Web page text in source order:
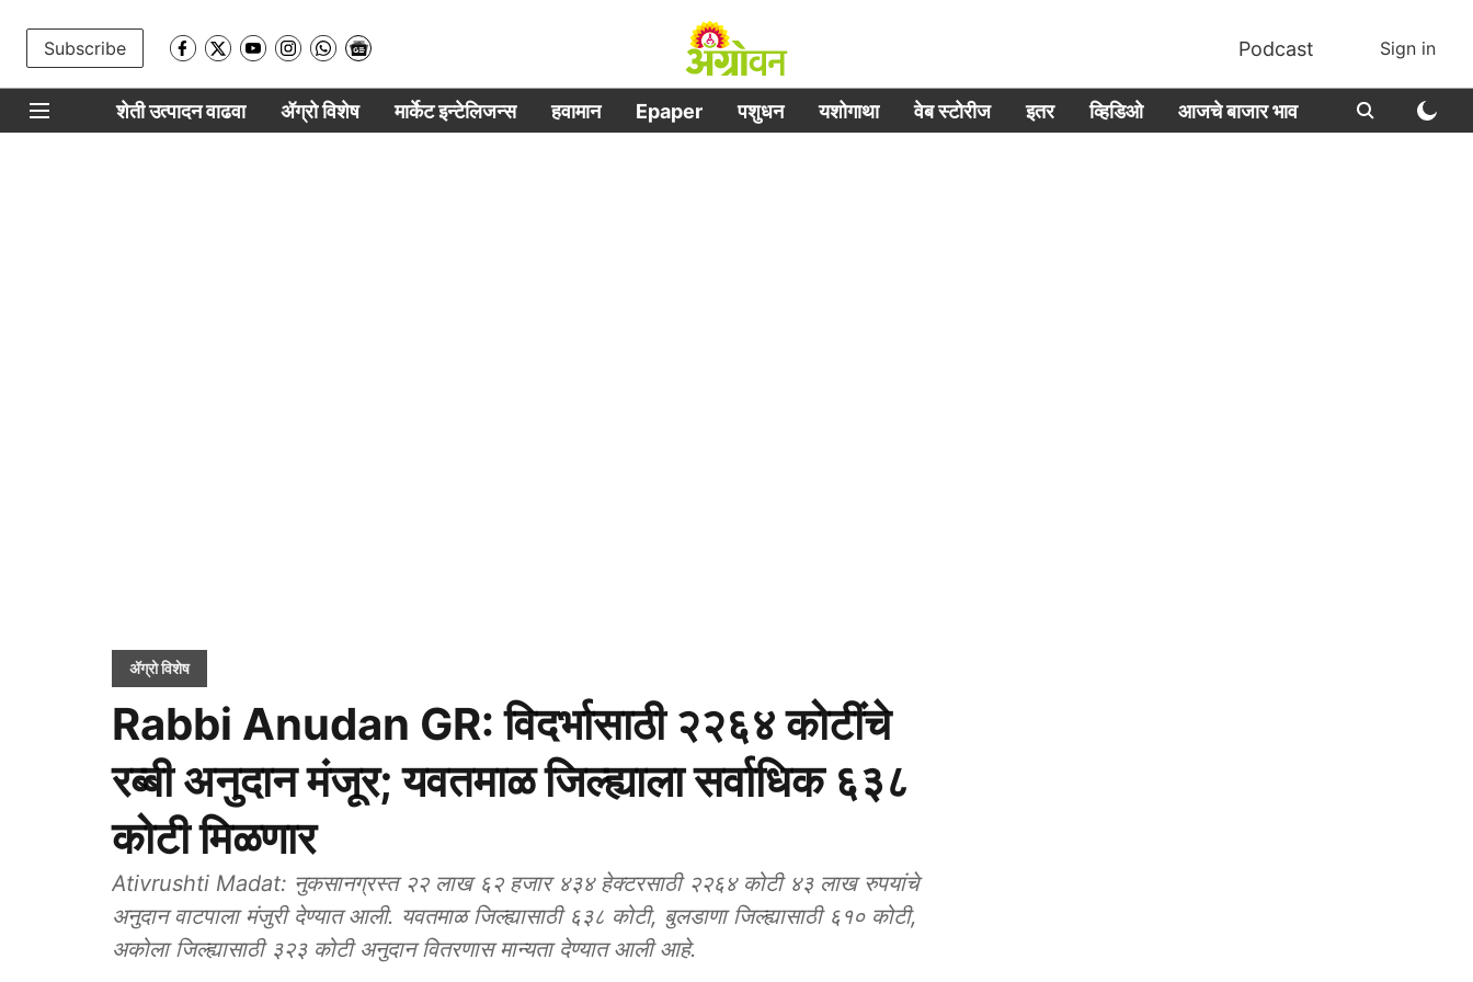
Subscribe Podcast Sign in
शेती उत्पादन वाढवा ॲग्रो विशेष मार्केट इन्टेलिजन्स हवामान Epaper पशुधन यशोगाथा वेब स्टोरीज इतर व्हिडिओ आजचे बाजार भाव
ॲग्रो विशेष
Rabbi Anudan GR: विदर्भासाठी २२६४ कोटींचे
रब्बी अनुदान मंजूर; यवतमाळ जिल्ह्याला सर्वाधिक ६३८
कोटी मिळणार
Ativrushti Madat: नुकसानग्रस्त २२ लाख ६२ हजार ४३४ हेक्टरसाठी २२६४ कोटी ४३ लाख रुपयांचे
अनुदान वाटपाला मंजुरी देण्यात आली. यवतमाळ जिल्ह्यासाठी ६३८ कोटी, बुलडाणा जिल्ह्यासाठी ६१० कोटी,
अकोला जिल्ह्यासाठी ३२३ कोटी अनुदान वितरणास मान्यता देण्यात आली आहे.